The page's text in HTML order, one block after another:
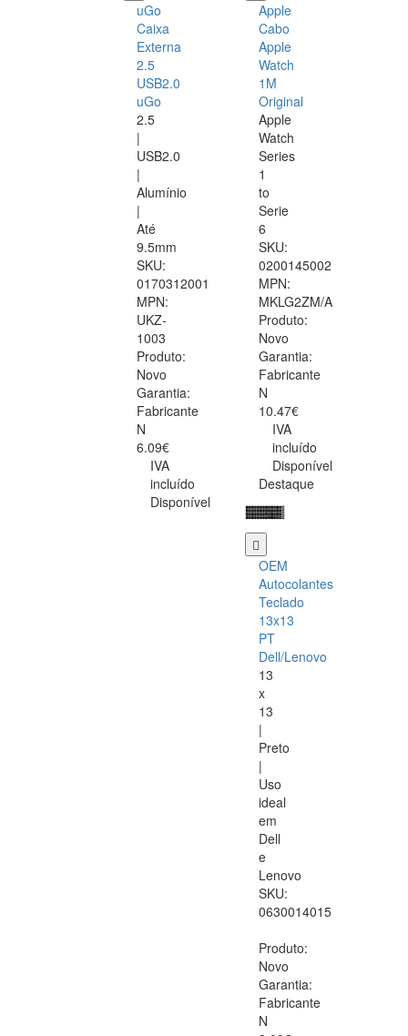
uGo
Caixa
Externa
2.5
USB2.0
uGo
2.5
|
USB2.0
|
Alumínio
|
Até
9.5mm
SKU:
0170312001
MPN:
UKZ-
1003
Produto:
Novo
Garantia:
Fabricante
N
6.09€
IVA
incluído
Disponível
Apple
Cabo
Apple
Watch
1M
Original
Apple
Watch
Series
1
to
Serie
6
SKU:
0200145002
MPN:
MKLG2ZM/A
Produto:
Novo
Garantia:
Fabricante
N
10.47€
IVA
incluído
Disponível
Destaque
OEM
Autocolantes
Teclado
13x13
PT
Dell/Lenovo
13
x
13
|
Preto
|
Uso
ideal
em
Dell
e
Lenovo
SKU:
0630014015
Produto:
Novo
Garantia:
Fabricante
N